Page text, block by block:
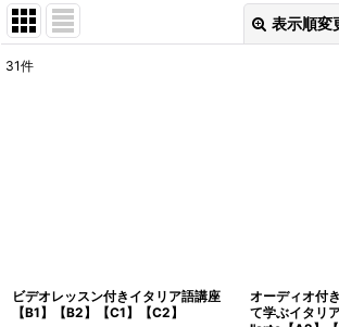
表示順変
31件
ビデオレッスン付きイタリア語講座
【B1】【B2】【C1】【C2】
オーディオ付
て学ぶイタリ